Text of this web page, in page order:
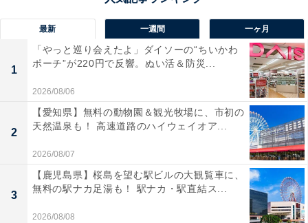
最新 一週間 一ヶ月
1
「やっと巡り会えたよ」ダイソーの“ちいかわ
ポーチ”が220円で反響。ぬい活＆防災...
2026/08/06
2
【愛知県】無料の動物園＆観光牧場に、市初の
天然温泉も！ 高速道路のハイウェイオア...
2026/08/07
3
【鹿児島県】桜島を望む駅ビルの大観覧車に、
無料の駅ナカ足湯も！ 駅ナカ・駅直結ス...
2026/08/08